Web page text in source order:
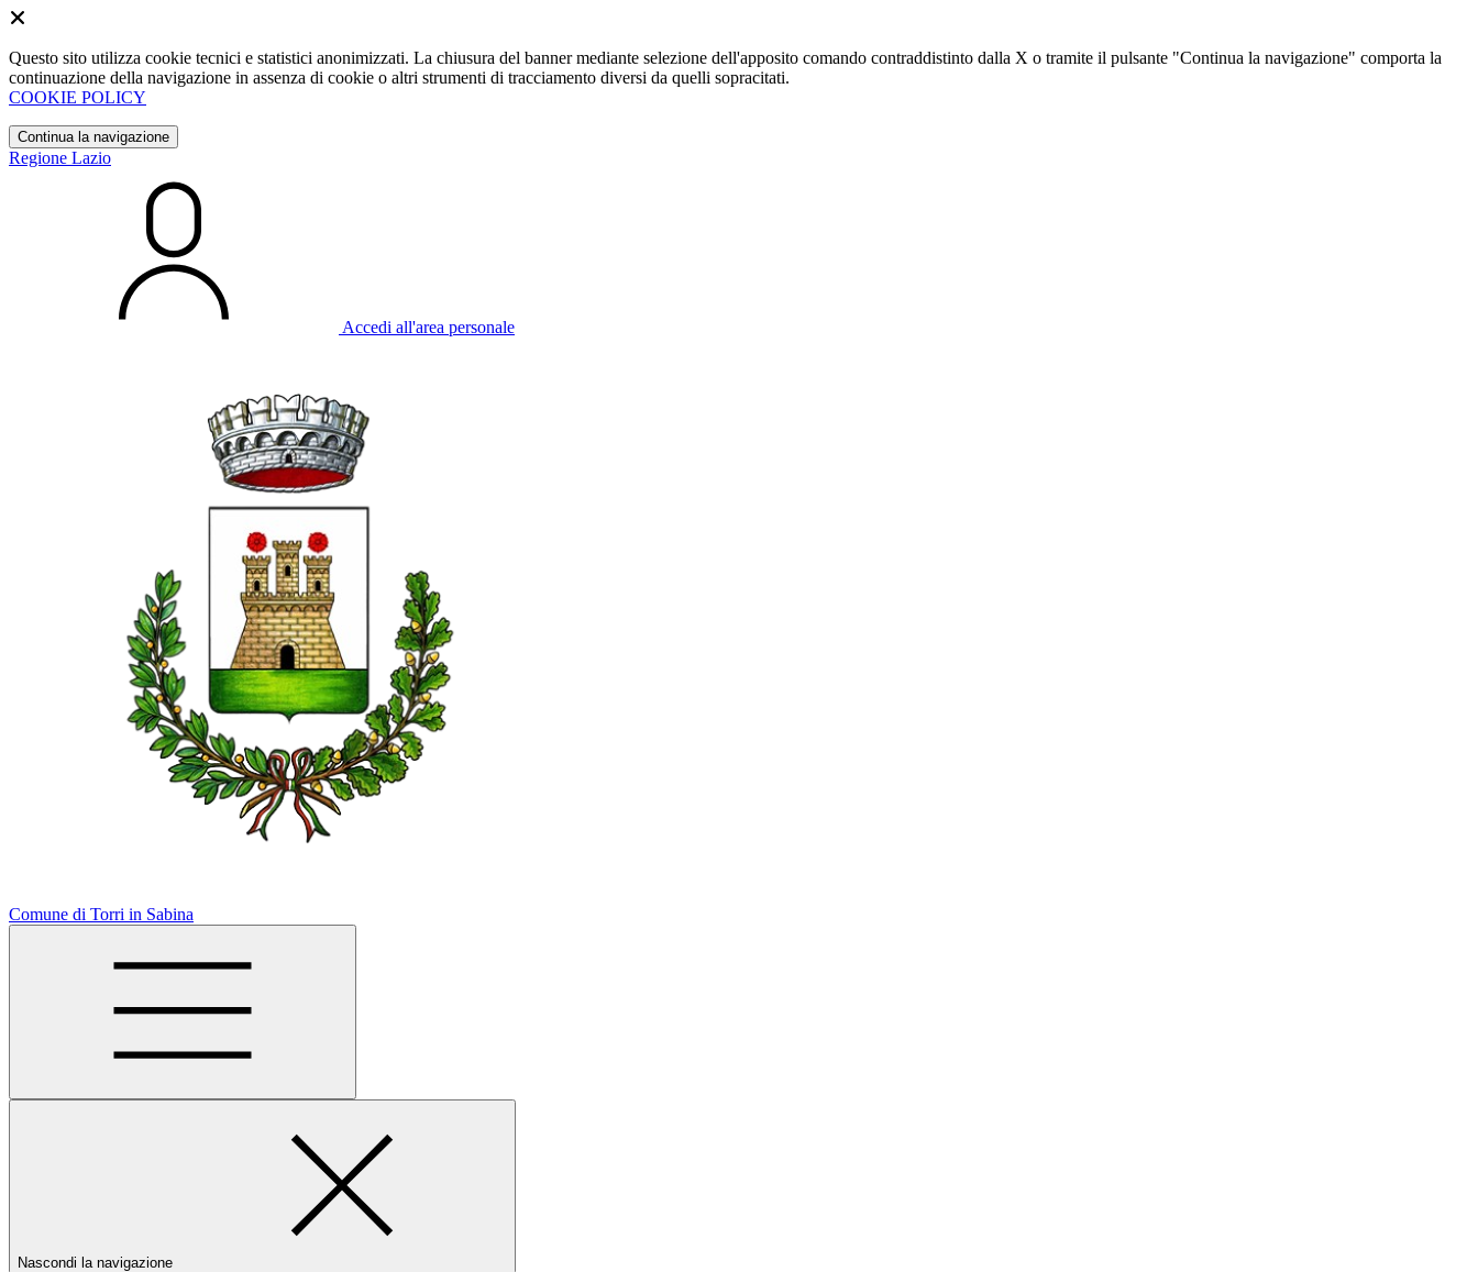
Questo sito utilizza cookie tecnici e statistici anonimizzati. La chiusura del banner mediante selezione dell'apposito comando contraddistinto dalla X o tramite il pulsante "Continua la navigazione" comporta la
continuazione della navigazione in assenza di cookie o altri strumenti di tracciamento diversi da quelli sopracitati.
COOKIE POLICY
Continua la navigazione
Regione Lazio
Accedi all'area personale
Comune di Torri in Sabina
Nascondi la navigazione